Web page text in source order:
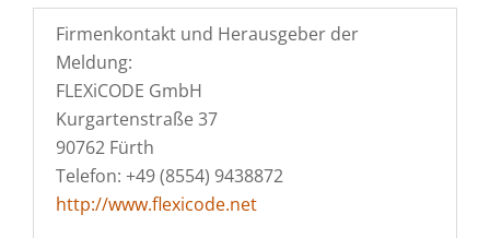
Firmenkontakt und Herausgeber der
Meldung:
FLEXiCODE GmbH
Kurgartenstraße 37
90762 Fürth
Telefon: +49 (8554) 9438872
http://www.flexicode.net